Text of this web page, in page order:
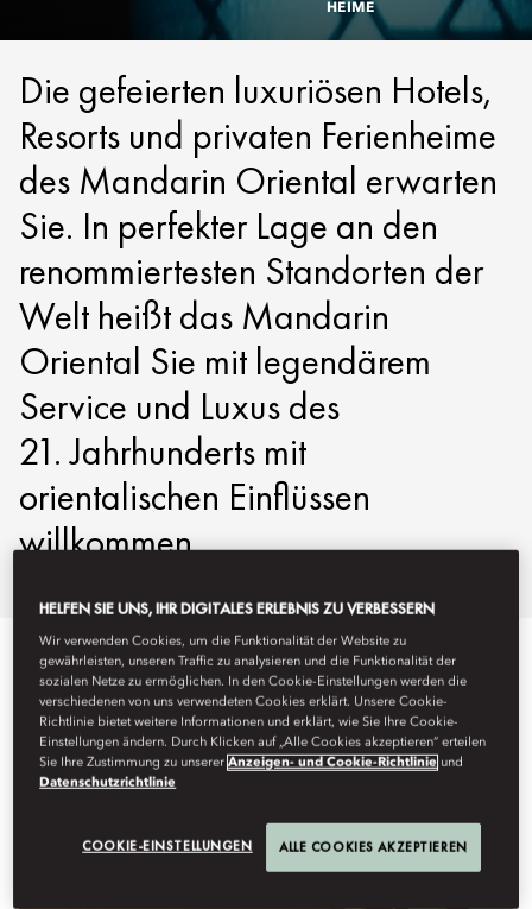
EIME
Die gefeierten luxuriösen Hotels,
Resorts und privaten Ferienheime
des Mandarin Oriental erwarten
Sie. In perfekter Lage an den
renommiertesten Standorten der
Welt heißt das Mandarin
Oriental Sie mit legendärem
Service und Luxus des
21. Jahrhunderts mit
orientalischen Einflüssen
willkommen.
HELFEN SIE UNS, IHR DIGITALES ERLEBNIS ZU VERBESSERN
Wir verwenden Cookies, um die Funktionalität der Website zu
gewährleisten, unseren Traffic zu analysieren und die Funktionalität der
sozialen Netze zu ermöglichen. In den Cookie-Einstellungen werden die
verschiedenen von uns verwendeten Cookies erklärt. Unsere Cookie-
Richtlinie bietet weitere Informationen und erklärt, wie Sie Ihre Cookie-
Einstellungen ändern. Durch Klicken auf „Alle Cookies akzeptieren“ erteilen
Sie Ihre Zustimmung zu unsererAnzeigen- und Cookie-Richtlinie und
Datenschutzrichtlinie
COOKIE-EINSTELLUNGEN ALLE COOKIES AKZEPTIEREN